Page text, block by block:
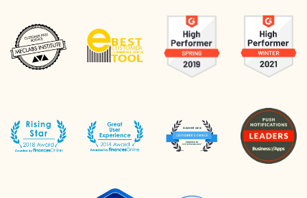
îmbunătăți CTR-ul, conversia și
vânzările site-ului. Pe baza
experienței noastre, cei mai
profitabili algoritmi de
similare”.